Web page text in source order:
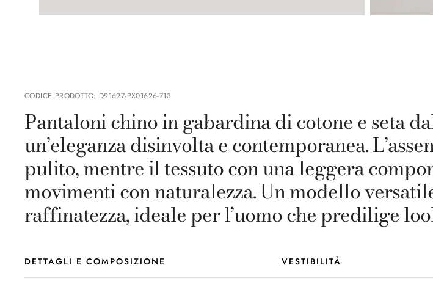
CODICE PRODOTTO: D91697-PX01626-713
Pantaloni chino in gabardina di cotone e seta
un’eleganza disinvolta e contemporanea.
pulito, mentre il tessuto con una leggera
movimenti con naturalezza. Un modello
raffinatezza, ideale per l’uomo che predilige
VESTIBILITÀ
DETTAGLI E COMPOSIZIONE